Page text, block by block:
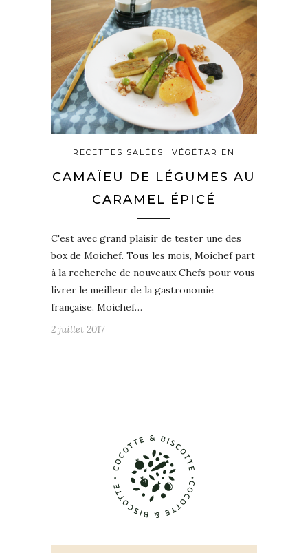
RECETTES SALÉES VÉGÉTARIEN
CAMAÏEU DE LÉGUMES AU
CARAMEL ÉPICÉ
C'est avec grand plaisir de tester une des
box de Moichef. Tous les mois, Moichef part
à la recherche de nouveaux Chefs pour vous
livrer le meilleur de la gastronomie
française. Moichef…
2 juillet 2017